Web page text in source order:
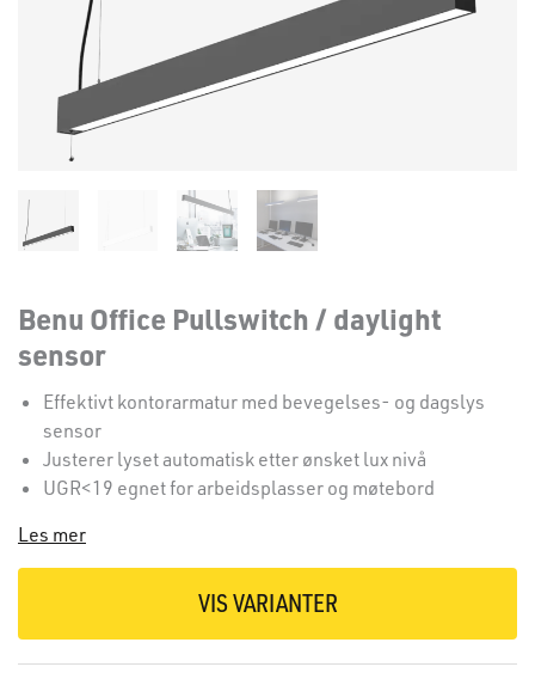
Benu Office Pullswitch / daylight
sensor
Effektivt kontorarmatur med bevegelses- og dagslys
sensor
Justerer lyset automatisk etter ønsket lux nivå
UGR<19 egnet for arbeidsplasser og møtebord
Les mer
VIS VARIANTER